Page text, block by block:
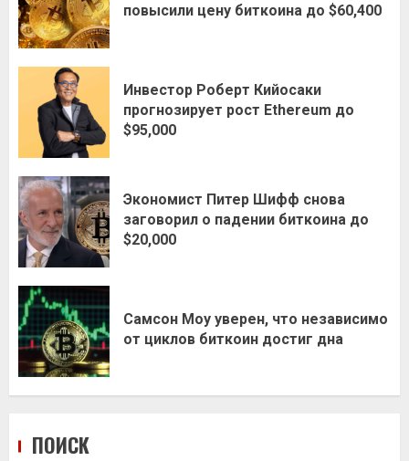
повысили цену биткоина до $60,400
Инвестор Роберт Кийосаки
прогнозирует рост Ethereum до
$95,000
Экономист Питер Шифф снова
заговорил о падении биткоина до
$20,000
Самсон Моу уверен, что независимо
от циклов биткоин достиг дна
ПОИСК